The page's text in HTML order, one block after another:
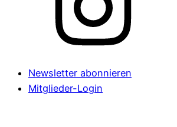
Newsletter abonnieren
Mitglieder-Login